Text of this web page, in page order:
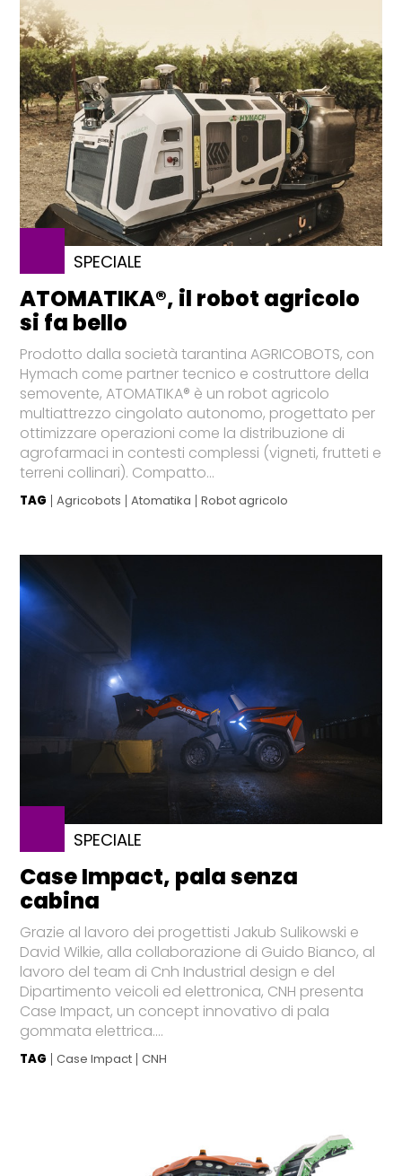
SPECIALE
ATOMATIKA®, il robot agricolo
si fa bello
Prodotto dalla società tarantina AGRICOBOTS, con
Hymach come partner tecnico e costruttore della
semovente, ATOMATIKA® è un robot agricolo
multiattrezzo cingolato autonomo, progettato per
ottimizzare operazioni come la distribuzione di
agrofarmaci in contesti complessi (vigneti, frutteti e
terreni collinari). Compatto...
TAG Agricobots Atomatika Robot agricolo
SPECIALE
Case Impact, pala senza
cabina
Grazie al lavoro dei progettisti Jakub Sulikowski e
David Wilkie, alla collaborazione di Guido Bianco, al
lavoro del team di Cnh Industrial design e del
Dipartimento veicoli ed elettronica, CNH presenta
Case Impact, un concept innovativo di pala
gommata elettrica....
TAG Case Impact CNH